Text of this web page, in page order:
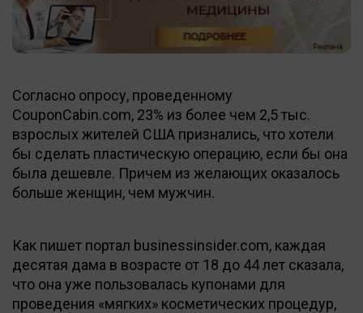
Согласно опросу, проведенному
CouponCabin.com, 23% из более чем 2,5 тыс.
взрослых жителей США признались, что хотели
бы сделать пластическую операцию, если бы она
была дешевле. Причем из желающих оказалось
больше женщин, чем мужчин.
Как пишет портал businessinsider.com, каждая
десятая дама в возрасте от 18 до 44 лет сказала,
что она уже пользовалась купонами для
проведения «мягких» косметических процедур,